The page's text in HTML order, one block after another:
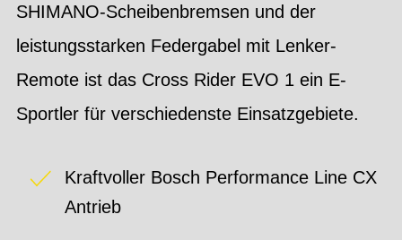
SHIMANO-Scheibenbremsen und der
leistungsstarken Federgabel mit Lenker-
Remote ist das Cross Rider EVO 1 ein E-
Sportler für verschiedenste Einsatzgebiete.
Kraftvoller Bosch Performance Line CX
Antrieb